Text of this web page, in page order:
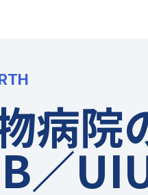
病院
／